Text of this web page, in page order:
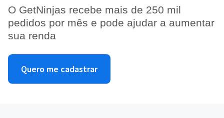
O GetNinjas recebe mais de 250 mil
pedidos por mês e pode ajudar a aumentar
sua renda
Quero me cadastrar